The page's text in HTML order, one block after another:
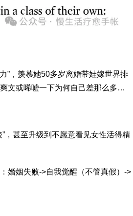
，羡慕她50多岁离婚带娃嫁世界排
文或唏嘘一下为何自己差那么多…
甚至升级到不愿意看见女性活得精
姻失败->自我觉醒（不管真假）->